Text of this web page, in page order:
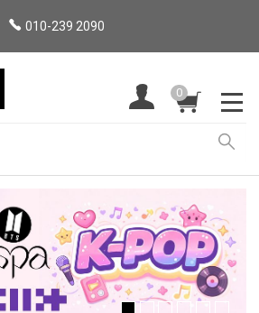
010-239 2090
0